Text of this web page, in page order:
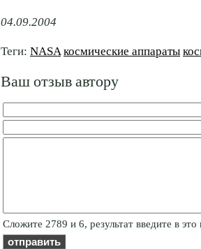
04.09.2004
Теги: NASA космические аппараты
Ваш отзыв автору
Cлoжитe 2789 и 6, результат введите в